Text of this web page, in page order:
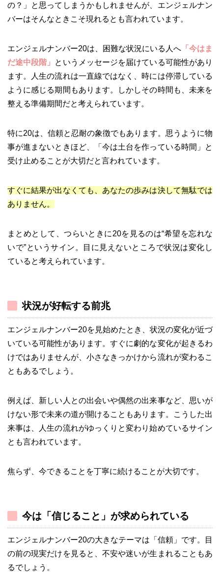
の？」と思ってしまうかもしれませんが、エンジェルナン
バーはそんなときこそ現れるとも言われています。
エンジェルナンバー20は、困難な状況にいる人へ 「今はま
だ途中段階」 というメッセージを届けている可能性があり
ます。人生の流れは一直線ではなく、時には停滞している
ように感じる期間もあります。しかしその時間も、未来を
整える準備期間だと考えられています。
特に20は、信頼と忍耐の象徴でもあります。思うように物
事が進まないときほど、「今は土台を作っている時間」と
受け止めることが大切だと言われています。
すぐに結果が出なくても、あなたの歩みは決して無駄では
ありません。
まとめとして、つらいときに20を見るのは“希望を忘れな
いで”というサイン。目に見えないところで状況は変化し
ていると考えられています。
状況が好転する前兆
エンジェルナンバー20を見始めたとき、状況の変化が近づ
いている可能性があります。すぐに劇的な変化が起きるわ
けではありませんが、小さなきっかけから流れが変わるこ
ともあるでしょう。
例えば、新しい人との出会いや偶然の出来事など、思いが
けない形で未来の道が開けることもあります。こうした出
来事は、人生の流れがゆっくりと変わり始めているサイン
とも言われています。
焦らず、今できることを丁寧に続けることが大切です。
今は「信じること」が求められている
エンジェルナンバー20の大きなテーマは「信頼」です。目
の前の現実だけを見ると、不安や迷いが生まれることもあ
るでしょう。